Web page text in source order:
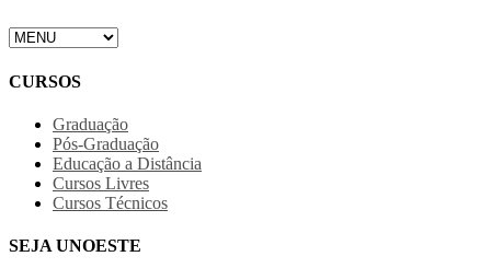
CURSOS
Graduação
Pós-Graduação
Educação a Distância
Cursos Livres
Cursos Técnicos
SEJA UNOESTE